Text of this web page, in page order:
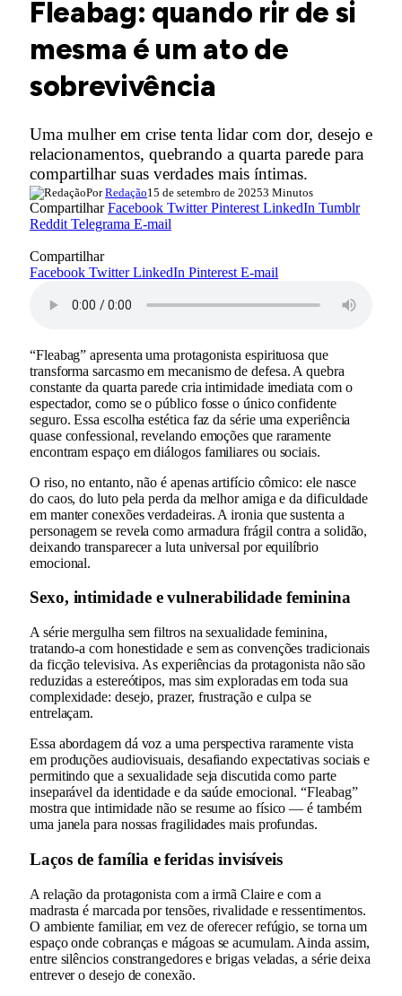
Fleabag: quando rir de si
mesma é um ato de
sobrevivência
Uma mulher em crise tenta lidar com dor, desejo e
relacionamentos, quebrando a quarta parede para
compartilhar suas verdades mais íntimas.
Por Redação15 de setembro de 20253 Minutos
CompartilharFacebook Twitter Pinterest LinkedIn Tumblr
Reddit Telegrama E-mail
Compartilhar
Facebook Twitter LinkedIn Pinterest E-mail
“Fleabag” apresenta uma protagonista espirituosa que
transforma sarcasmo em mecanismo de defesa. A quebra
constante da quarta parede cria intimidade imediata com o
espectador, como se o público fosse o único confidente
seguro. Essa escolha estética faz da série uma experiência
quase confessional, revelando emoções que raramente
encontram espaço em diálogos familiares ou sociais.
O riso, no entanto, não é apenas artifício cômico: ele nasce
do caos, do luto pela perda da melhor amiga e da dificuldade
em manter conexões verdadeiras. A ironia que sustenta a
personagem se revela como armadura frágil contra a solidão,
deixando transparecer a luta universal por equilíbrio
emocional.
Sexo, intimidade e vulnerabilidade feminina
A série mergulha sem filtros na sexualidade feminina,
tratando-a com honestidade e sem as convenções tradicionais
da ficção televisiva. As experiências da protagonista não são
reduzidas a estereótipos, mas sim exploradas em toda sua
complexidade: desejo, prazer, frustração e culpa se
entrelaçam.
Essa abordagem dá voz a uma perspectiva raramente vista
em produções audiovisuais, desafiando expectativas sociais e
permitindo que a sexualidade seja discutida como parte
inseparável da identidade e da saúde emocional. “Fleabag”
mostra que intimidade não se resume ao físico — é também
uma janela para nossas fragilidades mais profundas.
Laços de família e feridas invisíveis
A relação da protagonista com a irmã Claire e com a
madrasta é marcada por tensões, rivalidade e ressentimentos.
O ambiente familiar, em vez de oferecer refúgio, se torna um
espaço onde cobranças e mágoas se acumulam. Ainda assim,
entre silêncios constrangedores e brigas veladas, a série deixa
entrever o desejo de conexão.